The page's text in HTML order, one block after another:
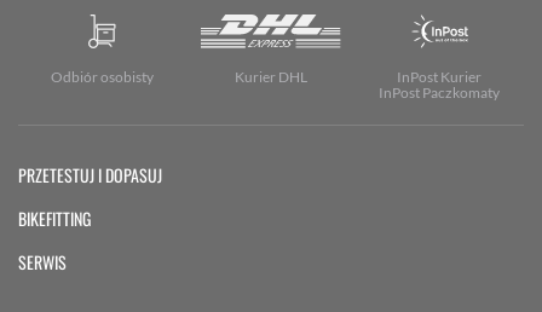
Odbiór osobisty Kurier DHL
InPost Kurier
InPost Paczkomaty
PRZETESTUJ I DOPASUJ
BIKEFITTING
SERWIS